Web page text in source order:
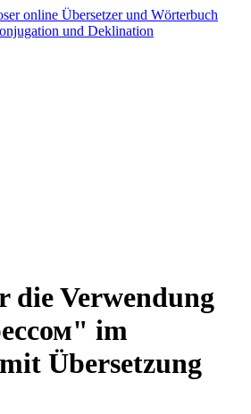
und Deklination
die Verwendung
im
Übersetzung